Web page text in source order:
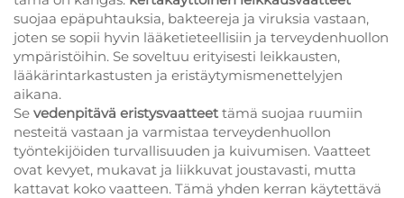
suojaa epäpuhtauksia, bakteereja ja viruksia vastaan,
joten se sopii hyvin lääketieteellisiin ja terveydenhuollon
ympäristöihin. Se soveltuu erityisesti leikkausten,
lääkärintarkastusten ja eristäytymismenettelyjen
aikana.
Se vedenpitävä eristysvaatteet tämä suojaa ruumiin
nesteitä vastaan ja varmistaa terveydenhuollon
työntekijöiden turvallisuuden ja kuivumisen. Vaatteet
ovat kevyet, mukavat ja liikkuvat joustavasti, mutta
kattavat koko vaatteen. Tämä yhden kerran käytettävä